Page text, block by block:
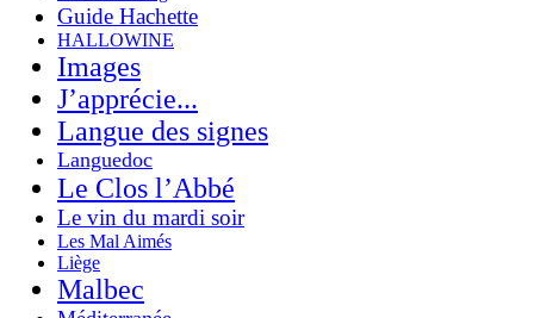
Guide Hachette
HALLOWINE
Images
J’apprécie...
Langue des signes
Languedoc
Le Clos l’Abbé
Le vin du mardi soir
Les Mal Aimés
Liège
Malbec